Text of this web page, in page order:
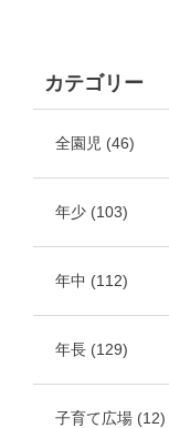
カテゴリー
全園児 (46)
年少 (103)
年中 (112)
年長 (129)
子育て広場 (12)